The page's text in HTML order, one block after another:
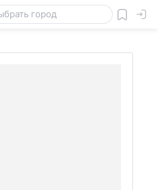
Товары для дачи